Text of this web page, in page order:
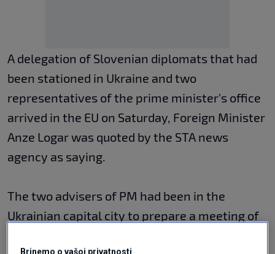
A delegation of Slovenian diplomats that had
been stationed in Ukraine and two
representatives of the prime minister's office
arrived in the EU on Saturday, Foreign Minister
Anze Logar was quoted by the STA news
agency as saying.
The two advisers of PM had been in the
Ukrainian capital city to prepare a meeting of
Brinemo o vašoj privatnosti